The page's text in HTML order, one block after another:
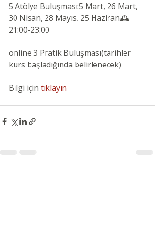
5 Atölye Buluşması:5 Mart, 26 Mart,
30 Nisan, 28 Mayıs, 25 Haziran🕰️
21:00-23:00
online 3 Pratik Buluşması(tarihler
kurs başladığında belirlenecek)
Bilgi için tıklayın